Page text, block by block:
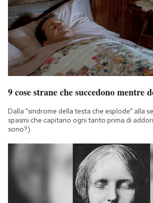
9 cose strane che succedono mentre
Dalla "sindrome della testa che esplode" alla
spasmi che capitano ogni tanto prima di
sono?)